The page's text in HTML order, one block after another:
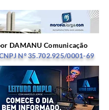
DAMANU Comunicação
Nº35.702.925/0001-69